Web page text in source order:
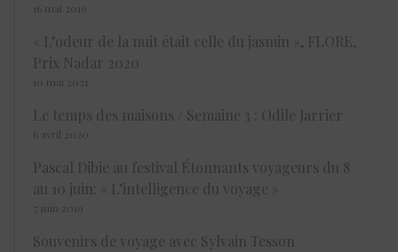
16 mai 2019
« L’odeur de la nuit était celle du jasmin », FLORE,
Prix Nadar 2020
10 mai 2021
Le temps des maisons / Semaine 3 : Odile Jarrier
6 avril 2020
Pascal Dibie au festival Étonnants voyageurs du 8
au 10 juin: « L’intelligence du voyage »
7 juin 2019
Souvenirs de voyage avec Sylvain Tesson